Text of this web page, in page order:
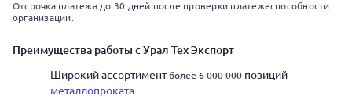
Отсрочка платежа до 30 дней после проверки платежеспособности
организации.
Преимущества работы с Урал Тех Экспорт
Широкий ассортиментболее 6 000 000 позиций
металлопроката